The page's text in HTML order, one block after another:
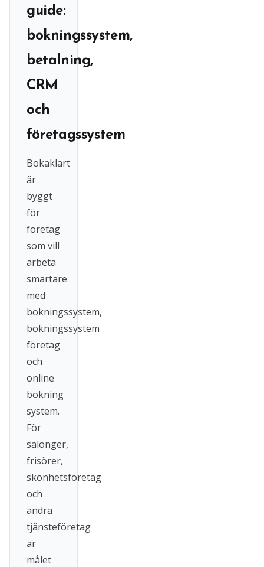
guide:
bokningssystem,
betalning,
CRM
och
företagssystem
Bokaklart
är
byggt
för
företag
som vill
arbeta
smartare
med
bokningssystem,
bokningssystem
företag
och
online
bokning
system.
För
salonger,
frisörer,
skönhetsföretag
och
andra
tjänsteföretag
är
målet